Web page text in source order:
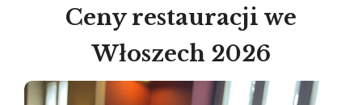
Ceny restauracji we
Włoszech 2026